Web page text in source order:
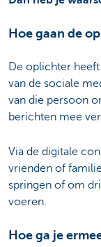
Hoe gaan de
De oplichter
van de sociale
van die persoon
berichten mee
Via de digitale
vrienden of
springen of om
voeren.
Hoe ga je